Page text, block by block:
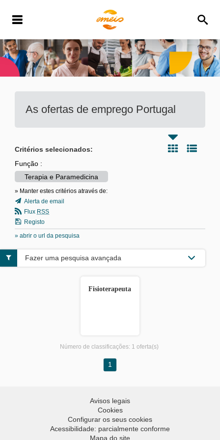
As ofertas de emprego Portugal
Critérios selecionados:
Função :
Terapia e Paramedicina
» Manter estes critérios através de:
Alerta de email
Flux RSS
Registo
» abrir o url da pesquisa
Fisioterapeuta
Fazer uma pesquisa avançada
Número de classificações: 1 oferta(s)
1
Avisos legais
Cookies
Configurar os seus cookies
Acessibilidade: parcialmente conforme
Mapa do site